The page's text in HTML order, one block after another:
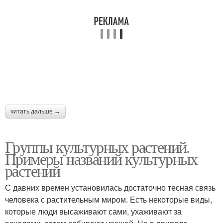
читать дальше →
Группы культурных растений.
Примеры названий культурных
растений
С давних времен установилась достаточно тесная связь
человека с растительным миром. Есть некоторые виды,
которые люди высаживают сами, ухаживают за